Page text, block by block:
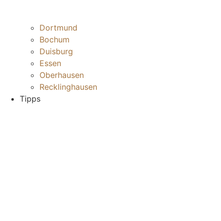
Dortmund
Bochum
Duisburg
Essen
Oberhausen
Recklinghausen
Tipps